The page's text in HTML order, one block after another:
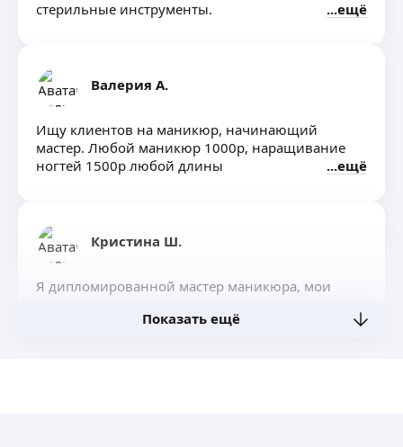
стерильные инструменты.
ещё
Валерия А.
Ищу клиентов на маникюр, начинающий
мастер. Любой маникюр 1000р, наращивание
ногтей 1500р любой длины
ещё
Кристина Ш.
Я дипломированной мастер маникюра, мои
Маникюр с покрытием гелем
Показать ещё